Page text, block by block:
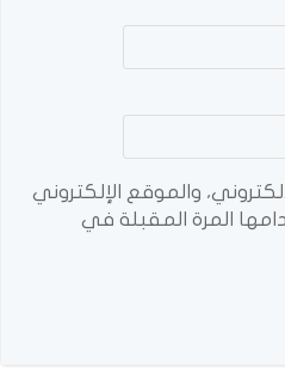
والموقع الإلكتروني
المرة المقبلة في